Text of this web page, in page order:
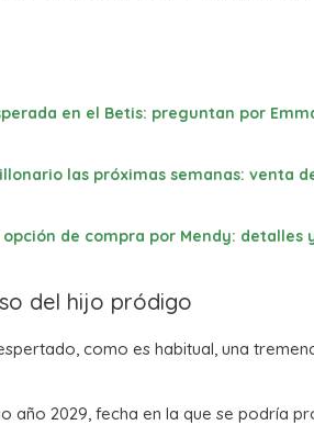
en el Betis: preguntan por
las próximas semanas: venta
de compra por Mendy: detalles
del hijo pródigo
como es habitual, una
año 2029, fecha en la que se podría